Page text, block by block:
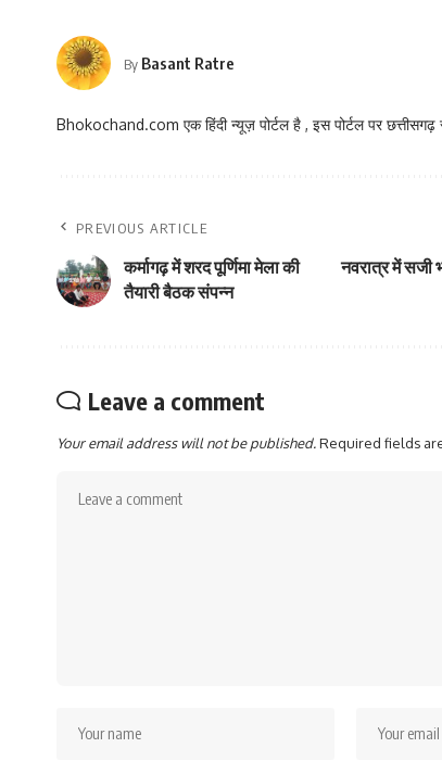
By Basant Ratre
Bhokochand.com एक हिंदी न्यूज़ पोर्टल है , इस पोर्टल पर छत्तीसगढ़
PREVIOUS ARTICLE
कर्मागढ़ में शरद पूर्णिमा मेला की
तैयारी बैठक संपन्न
नवरात्र में सजी
Leave a comment
Your email address will not be published.Required fields